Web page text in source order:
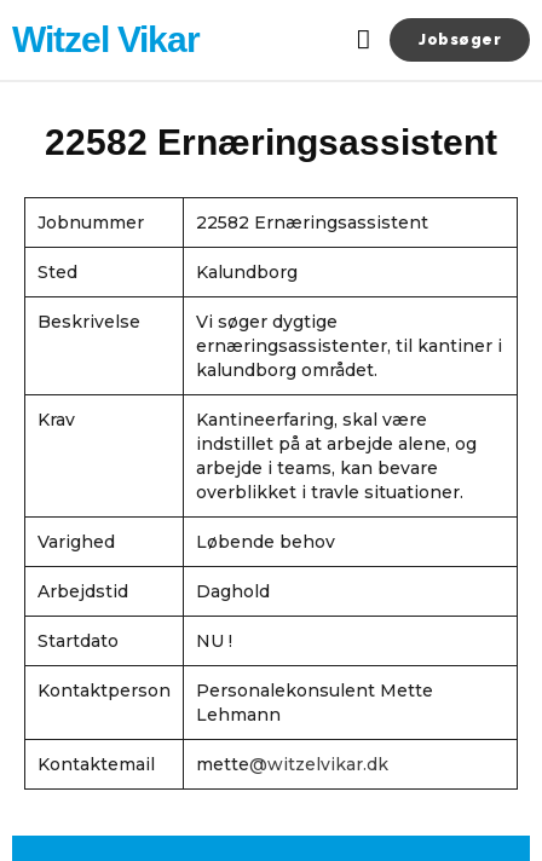
tilWitzel Vikar Jobsøger
22582 Ernæringsassistent
Jobnummer 22582 Ernæringsassistent
Sted Kalundborg
Beskrivelse
Vi søger dygtige
ernæringsassistenter, til kantiner i
kalundborg området.
Krav
Kantineerfaring, skal være
indstillet på at arbejde alene, og
arbejde i teams, kan bevare
overblikket i travle situationer.
Varighed Løbende behov
Arbejdstid Daghold
Startdato NU !
Kontaktperson
Personalekonsulent Mette
Lehmann
Kontaktemail mette@witzelvikar.dk